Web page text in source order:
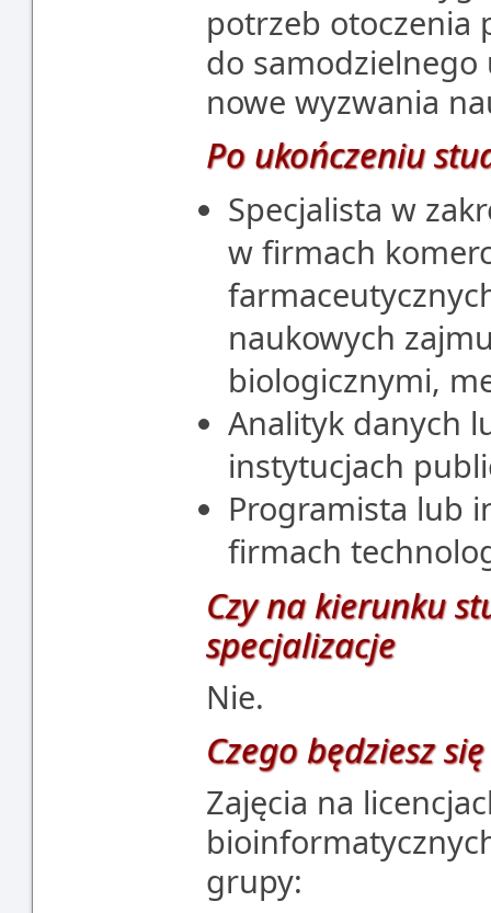
potrzeb otoczenia
do samodzielnego
nowe wyzwania
Po ukończeniu
Specjalista w
w firmach
naukowych
biologicznymi,
Analityk danych
instytucjach
Programista lub
firmach
Czy na kierunku
specjalizacje
Nie.
Czego będziesz
Zajęcia na
grupy: